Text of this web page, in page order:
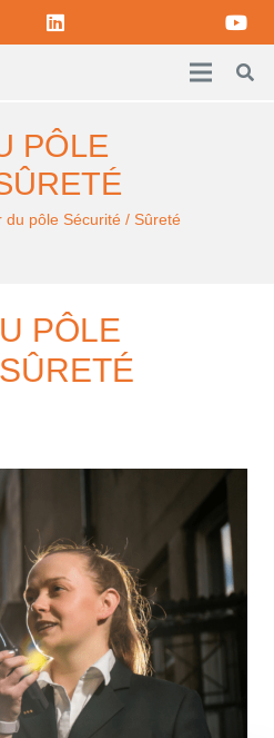
PÔLE
pôle Sécurité / Sûreté
PÔLE